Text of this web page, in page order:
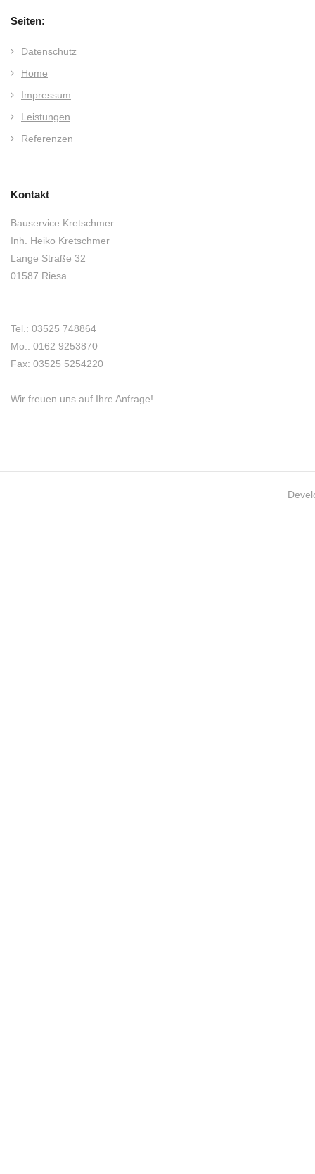
Seiten:
Datenschutz
Home
Impressum
Leistungen
Referenzen
Kontakt
Bauservice Kretschmer
Inh. Heiko Kretschmer
Lange Straße 32
01587 Riesa
Tel.: 03525 748864
Mo.: 0162 9253870
Fax: 03525 5254220
Wir freuen uns auf Ihre Anfrage!